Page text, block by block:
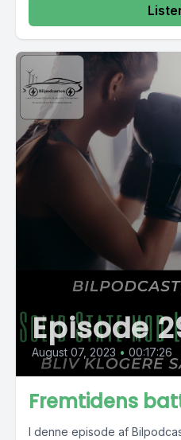
Episode
August 07, 2023 • 00:17:26
Fremtidens
I denne episode af